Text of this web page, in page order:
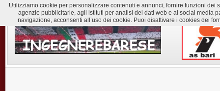
Utilizziamo cookie per personalizzare contenuti e annunci, fornire funzioni
agenzie pubblicitarie, agli istituti per analisi dei dati web e ai social media
navigazione, acconsenti all’uso dei cookie. Puoi disattivare i cookies dei